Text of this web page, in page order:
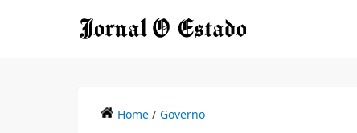
Home / Governo